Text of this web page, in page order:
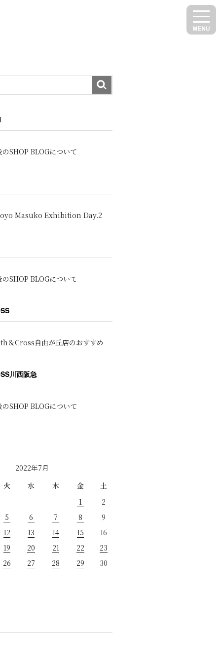
のSHOP BLOGについて
Masuko Exhibition Day.2
のSHOP BLOGについて
＆Cross自由が丘店のおすすめ
川西阪急
のSHOP BLOGについて
2022年7月
火 水 木 金
土
1
2
5 6 7 8
9
12 13 14 15
16
19 20 21 22
23
26 27 28 29
30